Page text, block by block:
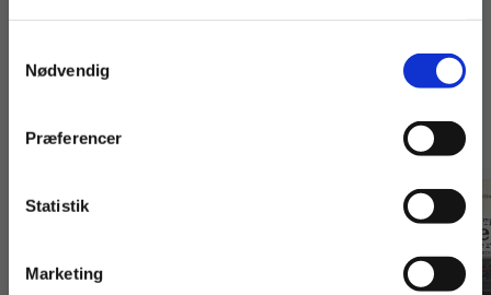
Nødvendig
Præferencer
Statistik
Marketing
Titler i serien